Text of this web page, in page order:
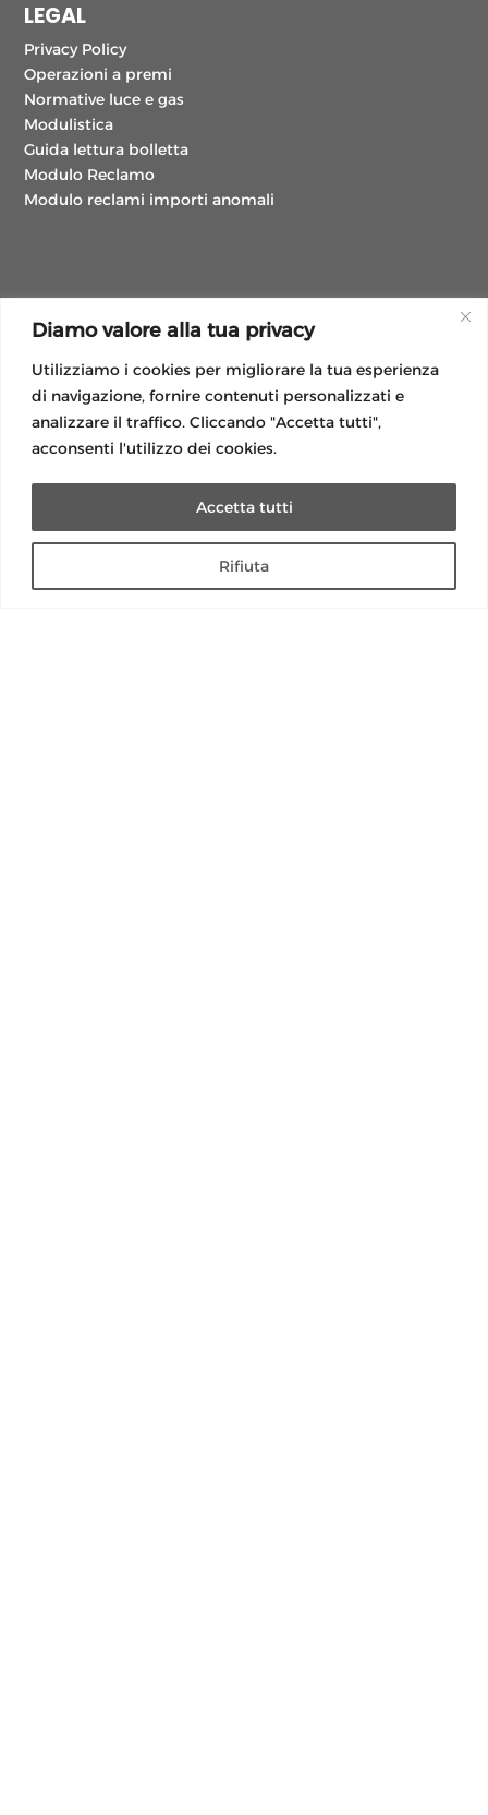
Diamo valore alla tua privacy
Utilizziamo i cookies per migliorare la tua esperienza
di navigazione, fornire contenuti personalizzati e
analizzare il traffico. Cliccando "Accetta tutti",
acconsenti l'utilizzo dei cookies.
Rifiuta
Accetta tutti
LEGAL
Privacy Policy
Operazioni a premi
Normative luce e gas
Modulistica
Guida lettura bolletta
Modulo Reclamo
Modulo reclami importi anomali
Social